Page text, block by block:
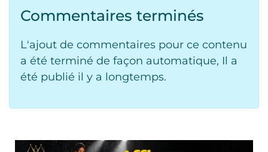
Commentaires terminés
L'ajout de commentaires pour ce contenu
a été terminé de façon automatique, Il a
été publié il y a longtemps.